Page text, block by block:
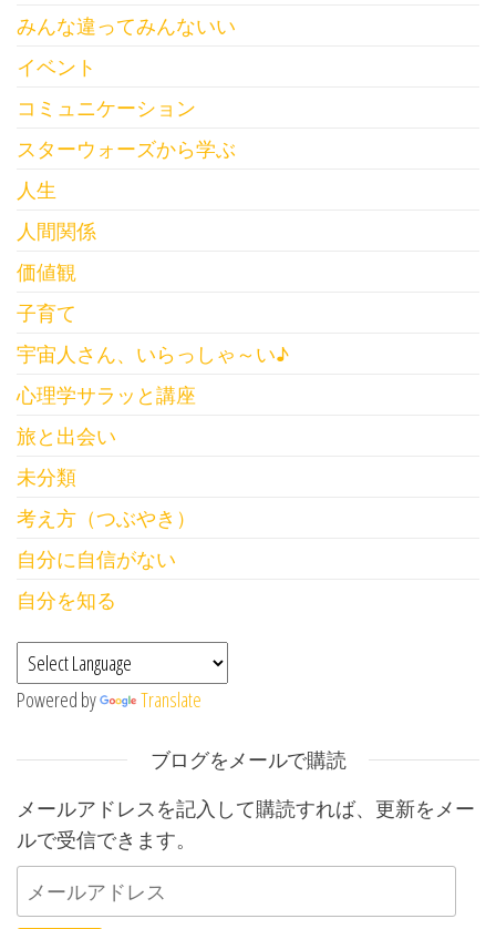
みんな違ってみんないい
イベント
コミュニケーション
スターウォーズから学ぶ
人生
人間関係
価値観
子育て
宇宙人さん、いらっしゃ～い♪
心理学サラッと講座
旅と出会い
未分類
考え方（つぶやき）
自分に自信がない
自分を知る
Powered by Translate
ブログをメールで購読
メールアドレスを記入して購読すれば、更新をメー
ルで受信できます。
メールアドレス